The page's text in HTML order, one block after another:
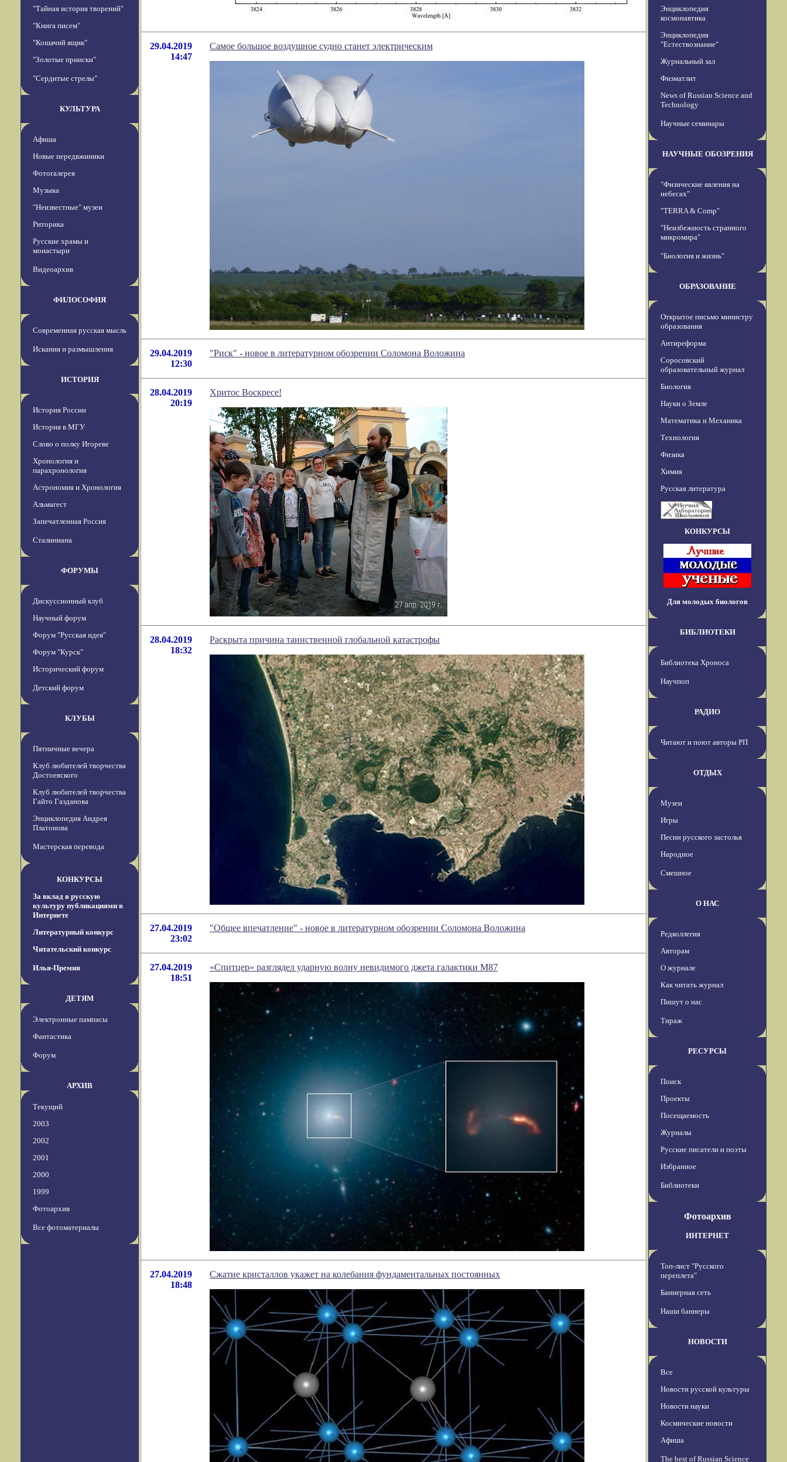
"Тайная история творений"
"Книга писем"
"Кошачий ящик"
"Золотые прииски"
"Сердитые стрелы"
КУЛЬТУРА
Афиша
Новые передвжиники
Фотогалерея
Музыка
"Неизвестные" музеи
Риторика
Русские храмы и
монастыри
Видеоархив
ФИЛОСОФИЯ
Современная русская мысль
Искания и размышления
ИСТОРИЯ
История России
История в МГУ
Слово о полку Игореве
Хронология и
парахронология
Астрономия и Хронология
Альмагест
Запечатленная Россия
Сталиниана
ФОРУМЫ
Дискуссионный клуб
Научный форум
Форум "Русская идея"
Форум "Курск"
Исторический форум
Детский форум
КЛУБЫ
Пятничные вечера
Клуб любителей творчества
Достоевского
Клуб любителей творчества
Гайто Газданова
Энциклопедия Андрея
Платонова
Мастерская перевода
КОНКУРСЫ
За вклад в русскую
культуру публикациями в
Интернете
Литературный конкурс
Читательский конкурс
Илья-Премия
ДЕТЯМ
Электронные пампасы
Фантастика
Форум
АРХИВ
Текущий
2003
2002
2001
2000
1999
Фотоархив
Все фотоматериалы
29.04.2019
14:47
Самое большое воздушное судно станет электрическим
29.04.2019
12:30
"Риск" - новое в литературном обозрении Соломона Воложина
28.04.2019
20:19
Хритос Воскресе!
28.04.2019
18:32
Раскрыта причина таинственной глобальной катастрофы
27.04.2019
23:02
"Общее впечатление" - новое в литературном обозрении Соломона Воложина
27.04.2019
18:51
«Спитцер» разглядел ударную волну невидимого джета галактики М87
27.04.2019
18:48
Сжатие кристаллов укажет на колебания фундаментальных постоянных
Энциклопедия
космонавтика
Энциклопедия
"Естествознание"
Журнальный зал
Физматлит
News of Russian Science and
Technology
Научные семинары
НАУЧНЫЕ ОБОЗРЕНИЯ
"Физические явления на
небесах"
"TERRA & Comp"
"Неизбежность странного
микромира"
"Биология и жизнь"
ОБРАЗОВАНИЕ
Открытое письмо министру
образования
Антиреформа
Соросовский
образовательный журнал
Биология
Науки о Земле
Математика и Механика
Технология
Физика
Химия
Русская литература
КОНКУРСЫ
Для молодых биологов
БИБЛИОТЕКИ
Библиотека Хроноса
Научпоп
РАДИО
Читают и поют авторы РП
ОТДЫХ
Музеи
Игры
Песни русского застолья
Народное
Смешное
О НАС
Редколлегия
Авторам
О журнале
Как читать журнал
Пишут о нас
Тираж
РЕСУРСЫ
Поиск
Проекты
Посещаемость
Журналы
Русские писатели и поэты
Избранное
Библиотеки
Фотоархив
ИНТЕРНЕТ
Топ-лист "Русского
переплета"
Баннерная сеть
Наши баннеры
НОВОСТИ
Все
Новости русской культуры
Новости науки
Космические новости
Афиша
The best of Russian Science